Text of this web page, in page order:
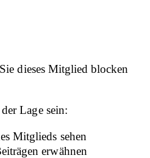
dieses Mitglied blocken
Lage sein:
Mitglieds sehen
erwähnen